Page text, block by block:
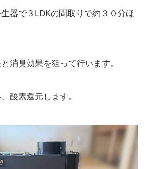
器で３LDKの間取りで約３０分ほ
消臭効果を狙って行います。
酸素還元します。